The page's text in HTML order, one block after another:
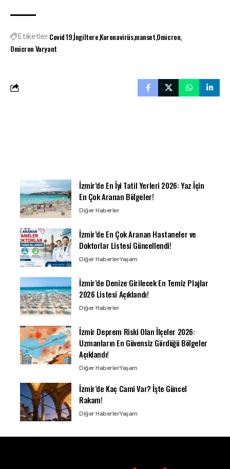
Etiketler Covid 19İngiltereKoronavirüsmansetOmicron
Omicron Varyant
İzmir’de En İyi Tatil Yerleri 2026: Yaz İçin
En Çok Aranan Bölgeler!
Diğer Haberler
İzmir’de En Çok Aranan Hastaneler ve
Doktorlar Listesi Güncellendi!
Diğer HaberlerYaşam
İzmir’de Denize Girilecek En Temiz Plajlar
2026 Listesi Açıklandı!
Diğer Haberler
İzmir Deprem Riski Olan İlçeler 2026:
Uzmanların En Güvensiz Gördüğü Bölgeler
Açıklandı!
Diğer HaberlerYaşam
İzmir’de Kaç Cami Var? İşte Güncel
Rakam!
Diğer HaberlerYaşam